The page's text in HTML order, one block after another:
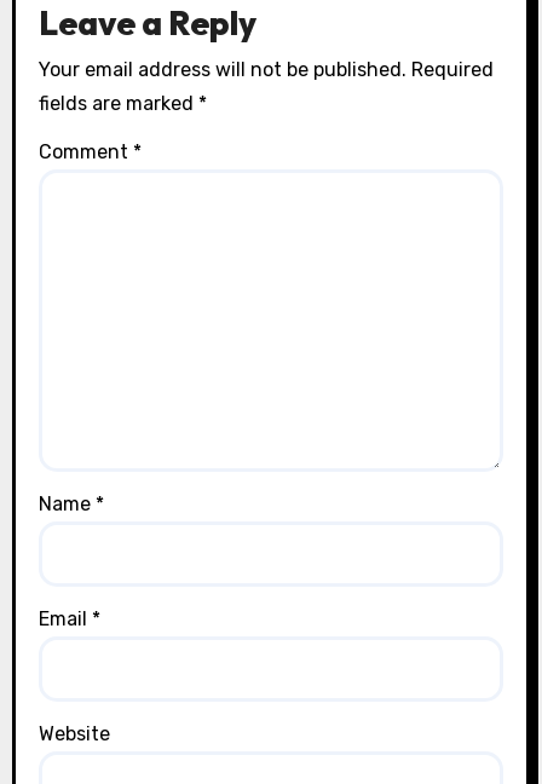
Leave a Reply
Your email address will not be published. Required
fields are marked *
Comment *
Name *
Email *
Website